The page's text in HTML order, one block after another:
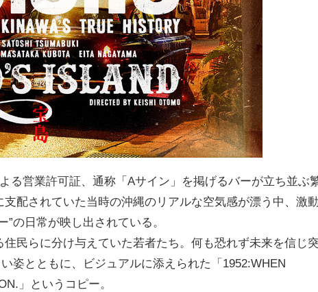
る営業許可証、通称「Aサイン」を掲げるバーが立ち並ぶ
配されていた当時の沖縄のリアルな空気感が漂う中、激
の日常が映し出されている。
民らに分け与えていた若者たち。何も恐れず未来を信じ
姿とともに、ビジュアルに添えられた「1952:WHEN
」というコピー。